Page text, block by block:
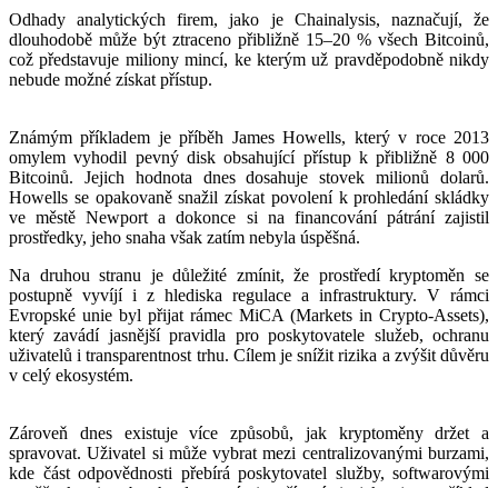
Odhady analytických firem, jako je Chainalysis, naznačují, že
dlouhodobě může být ztraceno přibližně 15–20 % všech Bitcoinů,
což představuje miliony mincí, ke kterým už pravděpodobně nikdy
nebude možné získat přístup.
Známým příkladem je příběh James Howells, který v roce 2013
omylem vyhodil pevný disk obsahující přístup k přibližně 8 000
Bitcoinů. Jejich hodnota dnes dosahuje stovek milionů dolarů.
Howells se opakovaně snažil získat povolení k prohledání skládky
ve městě Newport a dokonce si na financování pátrání zajistil
prostředky, jeho snaha však zatím nebyla úspěšná.
Na druhou stranu je důležité zmínit, že prostředí kryptoměn se
postupně vyvíjí i z hlediska regulace a infrastruktury. V rámci
Evropské unie byl přijat rámec MiCA (Markets in Crypto-Assets),
který zavádí jasnější pravidla pro poskytovatele služeb, ochranu
uživatelů i transparentnost trhu. Cílem je snížit rizika a zvýšit důvěru
v celý ekosystém.
Zároveň dnes existuje více způsobů, jak kryptoměny držet a
spravovat. Uživatel si může vybrat mezi centralizovanými burzami,
kde část odpovědnosti přebírá poskytovatel služby, softwarovými